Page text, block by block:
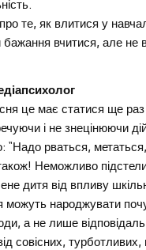
про те, як влитися у
вчитися, але не
це має статися ще раз
і не знецінюючи
“Надо рваться,
Неможливо
дитя від впливу
можуть народжувати
а не лише
совісних,